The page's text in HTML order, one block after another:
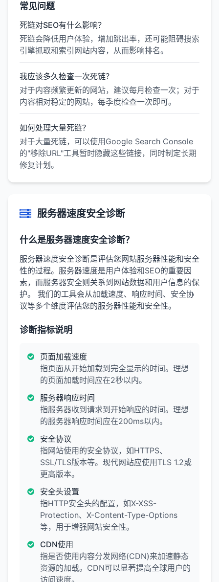
常见问题
死链对SEO有什么影响？
死链会降低用户体验，增加跳出率，还可能阻碍搜索
引擎抓取和索引网站内容，从而影响排名。
我应该多久检查一次死链？
对于内容频繁更新的网站，建议每月检查一次；对于
内容相对稳定的网站，每季度检查一次即可。
如何处理大量死链？
对于大量死链，可以使用Google Search Console
的"移除URL"工具暂时隐藏这些链接，同时制定长期
修复计划。
服务器速度安全诊断
什么是服务器速度安全诊断？
服务器速度安全诊断是评估您网站服务器性能和安全
性的过程。服务器速度是用户体验和SEO的重要因
素，而服务器安全则关系到网站数据和用户信息的保
护。 我们的工具会从加载速度、响应时间、安全协
议等多个维度评估您的服务器性能和安全性。
诊断指标说明
页面加载速度
指页面从开始加载到完全显示的时间。理想
的页面加载时间应在2秒以内。
服务器响应时间
指服务器收到请求到开始响应的时间。理想
的服务器响应时间应在200ms以内。
安全协议
指网站使用的安全协议，如HTTPS、
SSL/TLS版本等。现代网站应使用TLS 1.2或
更高版本。
安全头设置
指HTTP安全头的配置，如X-XSS-
Protection、X-Content-Type-Options
等，用于增强网站安全性。
CDN使用
指是否使用内容分发网络(CDN)来加速静态
资源的加载。CDN可以显著提高全球用户的
访问速度。